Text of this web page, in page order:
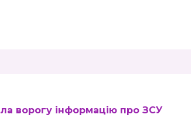
ворогу інформацію про ЗСУ